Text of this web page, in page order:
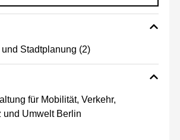
Stadtplanung (2)
für Mobilität, Verkehr,
und Umwelt Berlin